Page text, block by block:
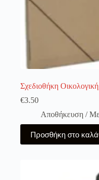
← Back to login
Σχεδιοθήκη
€3.50
Αποθήκευση /
Προσθήκη στο